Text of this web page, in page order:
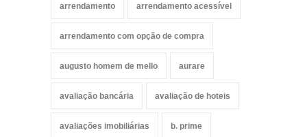
arrendamento arrendamento acessível
arrendamento com opção de compra
augusto homem de mello aurare
avaliação bancária avaliação de hoteis
avaliações imobiliárias b. prime